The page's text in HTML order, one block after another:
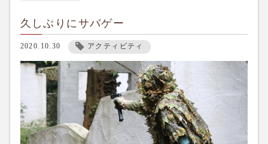
久しぶりにサバゲー
2020.10.30 アクティビティ